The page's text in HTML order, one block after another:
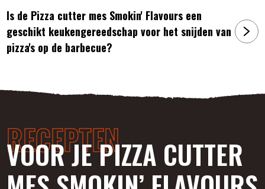
Is de Pizza cutter mes Smokin' Flavours een
geschikt keukengereedschap voor het snijden van
pizza's op de barbecue?
RECEPTEN
VOOR JE PIZZA CUTTER